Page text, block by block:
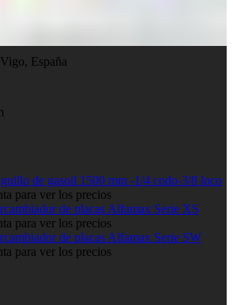
España
de gasoil 1500 mm -1/4 codo-3/8 loco
para ver los precios
de placas Alfamax Serie XS
para ver los precios
de placas Alfamax Serie SW
para ver los precios